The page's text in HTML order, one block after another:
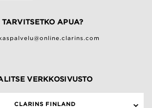
TARVITSETKO APUA?
VERKKOSIVUSTO
CLARINS FINLAND